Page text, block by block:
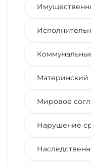
Материнский
Мировое
Нарушение